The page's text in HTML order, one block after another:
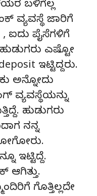
ಬಳಿಗೆಲ್ಲ
ವ್ಯವಸ್ಥೆ ಜಾರಿಗೆ
, ಐದು ಪೈಸೆಗಳಿಗೆ
ಎಷ್ಟೋ
ಇಟ್ಟಿದ್ದರು.
ಅನ್ನೋದು
ವ್ಯವಸ್ಥೆಯನ್ನು
ಹುಡುಗರು
ನನ್ನ
ಇಟ್ಟಿದ್ದೆ.
ಆಗಿತ್ತು.
ಗೊತ್ತಿಲ್ಲದೇ